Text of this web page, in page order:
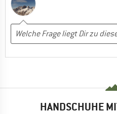
HANDSCHUHE